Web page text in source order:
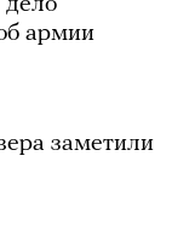
дело
армии
заметили